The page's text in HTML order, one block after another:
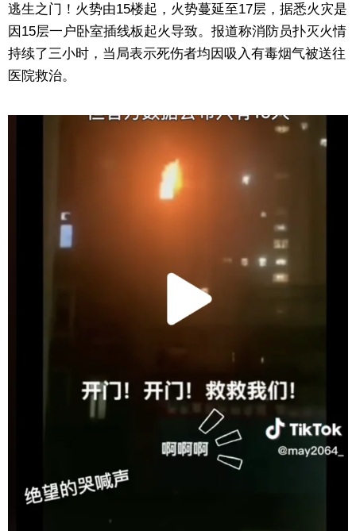
逃生之门！火势由15楼起，火势蔓延至17层，据悉火灾是
因15层一户卧室插线板起火导致。报道称消防员扑灭火情
持续了三小时，当局表示死伤者均因吸入有毒烟气被送往
医院救治。